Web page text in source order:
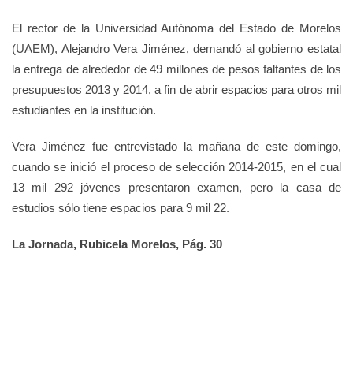
El rector de la Universidad Autónoma del Estado de Morelos
(UAEM), Alejandro Vera Jiménez, demandó al gobierno estatal
la entrega de alrededor de 49 millones de pesosfaltantes de los
presupuestos 2013 y 2014, a fin de abrir espacios para otros mil
estudiantes en la institución.
Vera Jiménez fue entrevistado la mañana de este domingo,
cuando se inició el proceso de selección 2014-2015, en el cual
13 mil 292 jóvenes presentaron examen, pero la casa de
estudios sólo tiene espacios para 9 mil 22.
La Jornada, Rubicela Morelos, Pág. 30